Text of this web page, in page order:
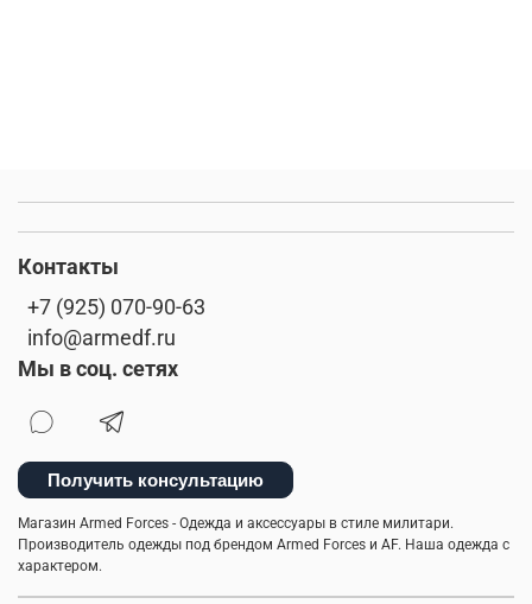
Контакты
+7 (925) 070-90-63
info@armedf.ru
Мы в соц. сетях
Получить консультацию
Магазин Armed Forces - Одежда и аксессуары в стиле милитари.
Производитель одежды под брендом Armed Forces и AF. Наша одежда с
характером.